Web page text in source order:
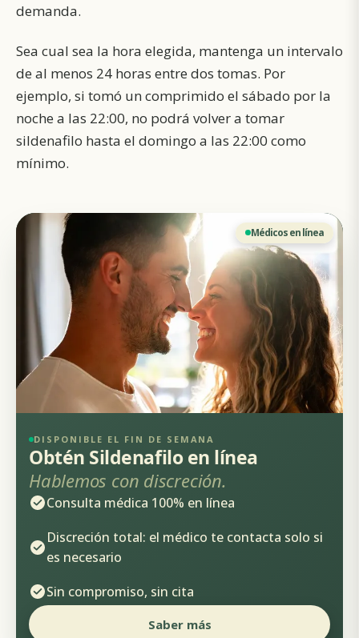
demanda.
Sea cual sea la hora elegida, mantenga un intervalo
de al menos 24 horas entre dos tomas. Por
ejemplo, si tomó un comprimido el sábado por la
noche a las 22:00, no podrá volver a tomar
sildenafilo hasta el domingo a las 22:00 como
mínimo.
DISPONIBLE EL FIN DE SEMANA
Obtén Sildenafilo en línea
Hablemos con discreción.
Consulta médica 100% en línea
Discreción total: el médico te contacta solo si
es necesario
Sin compromiso, sin cita
Saber más
Médicos en línea